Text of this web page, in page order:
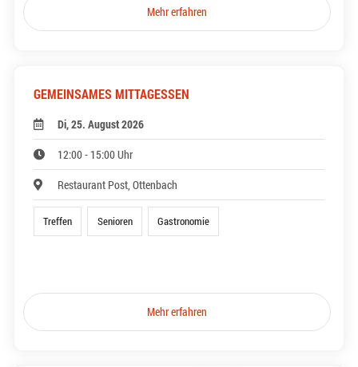
Mehr erfahren
GEMEINSAMES MITTAGESSEN
Di, 25. August 2026
12:00 - 15:00 Uhr
Restaurant Post, Ottenbach
Treffen Senioren Gastronomie
Mehr erfahren